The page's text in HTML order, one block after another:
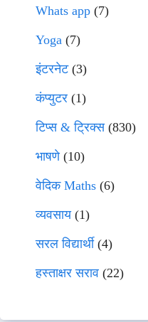
Whats app (7)
Yoga (7)
इंटरनेट(3)
कंप्युटर (1)
टिप्स & ट्रिक्स(830)
भाषणे(10)
वेदिक Maths (6)
व्यवसाय(1)
सरल विद्यार्थी(4)
हस्ताक्षर सराव (22)